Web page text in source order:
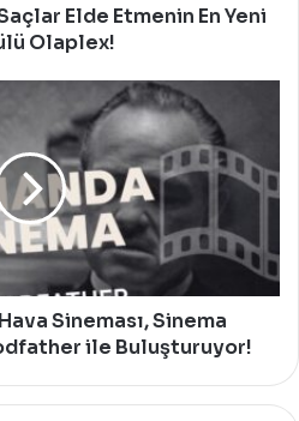
Elde Etmenin En Yeni
Olaplex!
Sineması, Sinema
ile Buluşturuyor!